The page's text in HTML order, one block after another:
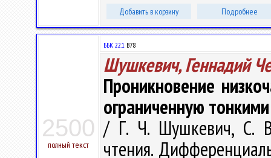
Добавить в корзину Подробнее
2500
полный текст
ББК 22.1 В78
Шушкевич, Геннадий
Проникновение
ограниченную
/ Г. Ч. Шушкевич, С.
чтения.